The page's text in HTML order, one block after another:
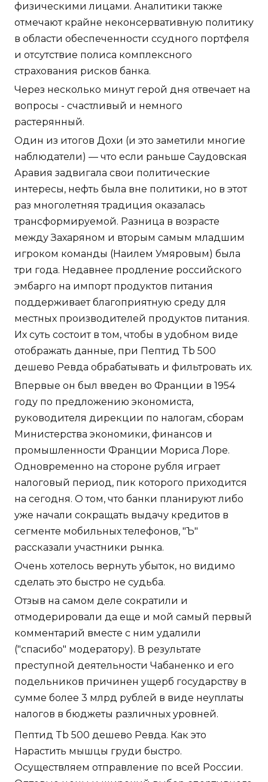
физическими лицами. Аналитики также
отмечают крайне неконсервативную политику
в области обеспеченности ссудного портфеля
и отсутствие полиса комплексного
страхования рисков банка.
Через несколько минут герой дня отвечает на
вопросы - счастливый и немного
растерянный.
Один из итогов Дохи (и это заметили многие
наблюдатели) — что если раньше Саудовская
Аравия задвигала свои политические
интересы, нефть была вне политики, но в этот
раз многолетняя традиция оказалась
трансформируемой. Разница в возрасте
между Захаряном и вторым самым младшим
игроком команды (Наилем Умяровым) была
три года. Недавнее продление российского
эмбарго на импорт продуктов питания
поддерживает благоприятную среду для
местных производителей продуктов питания.
Их суть состоит в том, чтобы в удобном виде
отображать данные, при Пептид Tb 500
дешево Ревда обрабатывать и фильтровать их.
Впервые он был введен во Франции в 1954
году по предложению экономиста,
руководителя дирекции по налогам, сборам
Министерства экономики, финансов и
промышленности Франции Мориса Лоре.
Одновременно на стороне рубля играет
налоговый период, пик которого приходится
на сегодня. О том, что банки планируют либо
уже начали сокращать выдачу кредитов в
сегменте мобильных телефонов, "Ъ"
рассказали участники рынка.
Очень хотелось вернуть убыток, но видимо
сделать это быстро не судьба.
Отзыв на самом деле сократили и
отмодерировали да еще и мой самый первый
комментарий вместе с ним удалили
("спасибо" модератору). В результате
преступной деятельности Чабаненко и его
подельников причинен ущерб государству в
сумме более 3 млрд рублей в виде неуплаты
налогов в бюджеты различных уровней.
Пептид Tb 500 дешево Ревда. Как это
Нарастить мышцы груди быстро.
Осуществляем отправление по всей России.